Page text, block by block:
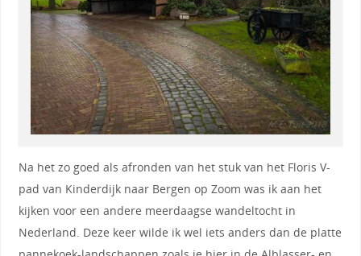
Na het zo goed als afronden van het stuk van het Floris V-
pad van Kinderdijk naar Bergen op Zoom was ik aan het
kijken voor een andere meerdaagse wandeltocht in
Nederland. Deze keer wilde ik wel iets anders dan de platte